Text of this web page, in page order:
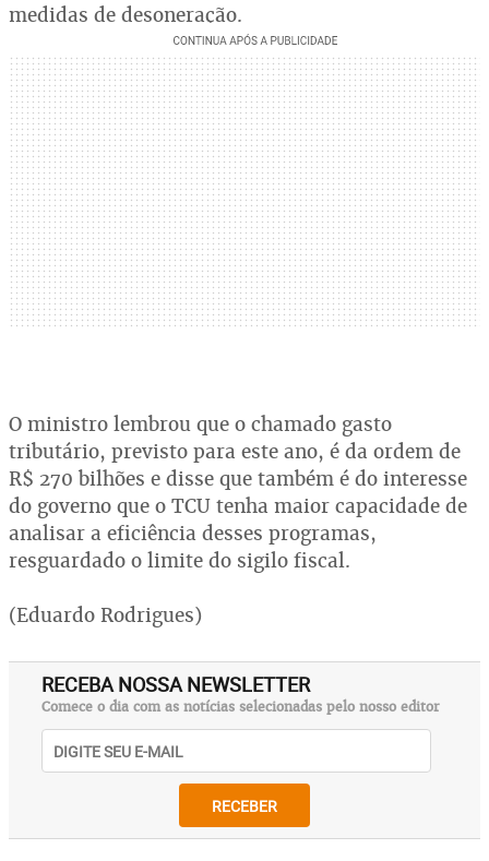
medidas de desoneração.
O ministro lembrou que o chamado gasto
tributário, previsto para este ano, é da ordem de
R$ 270 bilhões e disse que também é do interesse
do governo que o TCU tenha maior capacidade de
analisar a eficiência desses programas,
resguardado o limite do sigilo fiscal.
(Eduardo Rodrigues)
RECEBA NOSSA NEWSLETTER
Comece o dia com as notícias selecionadas pelo nosso editor
RECEBER